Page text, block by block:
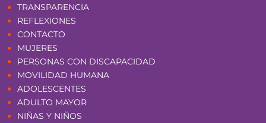
TRANSPARENCIA
REFLEXIONES
CONTACTO
MUJERES
PERSONAS CON DISCAPACIDAD
MOVILIDAD HUMANA
ADOLESCENTES
ADULTO MAYOR
NIÑAS Y NIÑOS